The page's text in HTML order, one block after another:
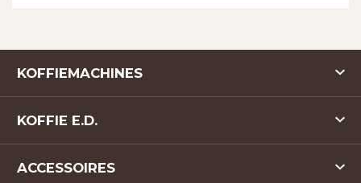
KOFFIEMACHINES
KOFFIE E.D.
ACCESSOIRES